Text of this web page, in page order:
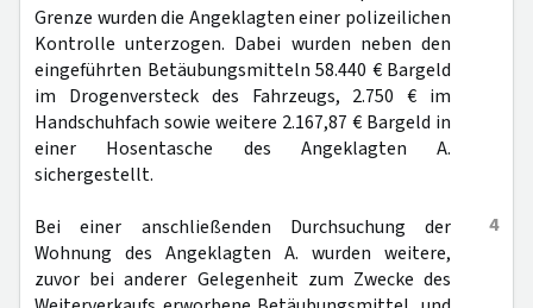
Grenze wurden die Angeklagten einer polizeilichen
Kontrolle unterzogen. Dabei wurden neben den
eingeführten Betäubungsmitteln 58.440 € Bargeld
im Drogenversteck des Fahrzeugs, 2.750 € im
Handschuhfach sowie weitere 2.167,87 € Bargeld in
einer Hosentasche des Angeklagten A.
sichergestellt.
4
Bei einer anschließenden Durchsuchung der
Wohnung des Angeklagten A. wurden weitere,
zuvor bei anderer Gelegenheit zum Zwecke des